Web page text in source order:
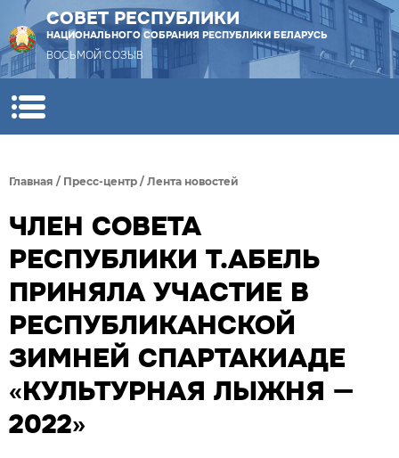
СОВЕТ РЕСПУБЛИКИ
НАЦИОНАЛЬНОГО СОБРАНИЯ РЕСПУБЛИКИ БЕЛАРУСЬ
ВОСЬМОЙ СОЗЫВ
Главная / Пресс-центр / Лента новостей
ЧЛЕН СОВЕТА
РЕСПУБЛИКИ Т.АБЕЛЬ
ПРИНЯЛА УЧАСТИЕ В
РЕСПУБЛИКАНСКОЙ
ЗИМНЕЙ СПАРТАКИАДЕ
«КУЛЬТУРНАЯ ЛЫЖНЯ —
2022»